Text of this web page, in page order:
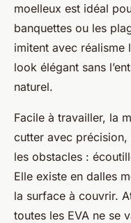
moelleux est idéal
banquettes ou les
imitent avec
look élégant sans
naturel.
Facile à travailler, la
cutter avec
les obstacles :
Elle existe en dalles
la surface à couvrir.
toutes les EVA ne se